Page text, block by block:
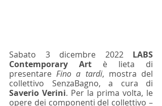
Sabato 3 dicembre 2022 LABS
Contemporary Art è lieta di
presentare Fino a tardi, mostra del
Saverio Verini. Per la prima volta, le